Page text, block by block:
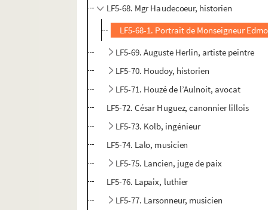
LF5-68. Mgr Haudecoeur, historien
LF5-68-1. Portrait de Monseigneur
LF5-69. Auguste Herlin, artiste peintre
LF5-70. Houdoy, historien
LF5-71. Houzé de l’Aulnoit, avocat
LF5-72. César Huguez, canonnier lillois
LF5-73. Kolb, ingénieur
LF5-74. Lalo, musicien
LF5-75. Lancien, juge de paix
LF5-76. Lapaix, luthier
LF5-77. Larsonneur, musicien